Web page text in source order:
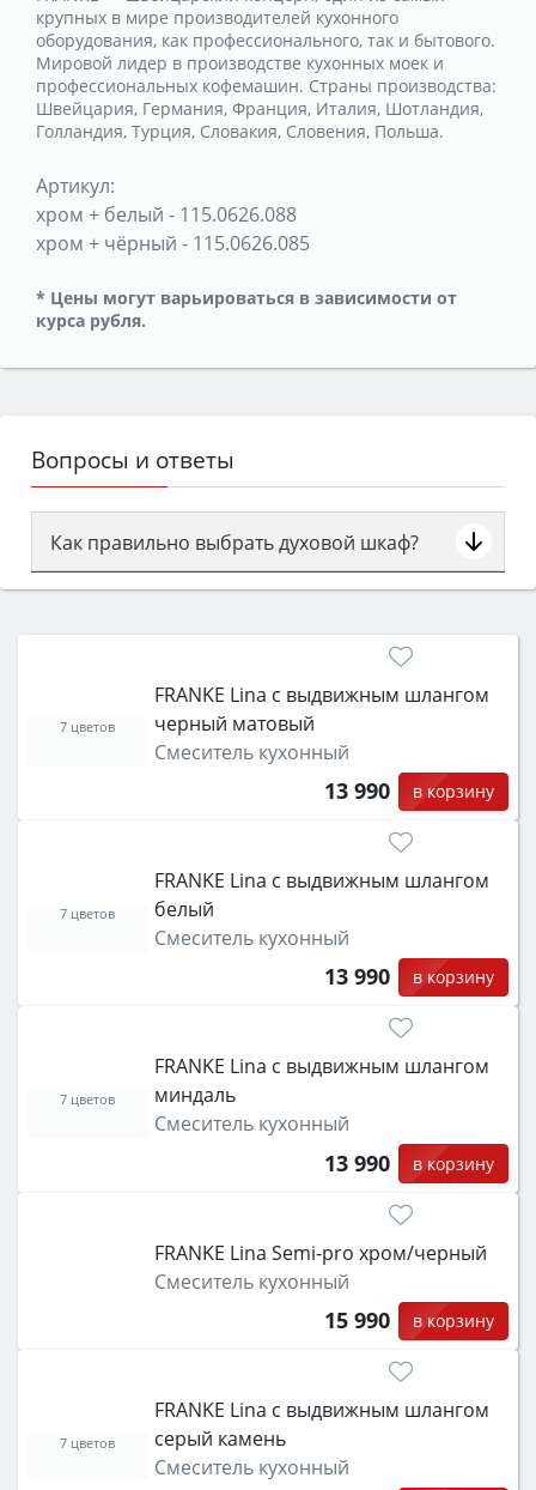
крупных в мире производителей кухонного
оборудования, как профессионального, так и бытового.
Мировой лидер в производстве кухонных моек и
профессиональных кофемашин. Страны производства:
Швейцария, Германия, Франция, Италия, Шотландия,
Голландия, Турция, Словакия, Словения, Польша.
Артикул:
хром + белый - 115.0626.088
хром + чёрный - 115.0626.085
* Цены могут варьироваться в зависимости от
курса рубля.
Вопросы и ответы
Как правильно выбрать духовой шкаф?
Сначала определитесь с типом (газовый или
затем смотрите на объём 50–70 л для семьи,
функции (конвекция, гриль, самоочистка,
защита от детей).
FRANKE Lina с выдвижным шлангом
черный матовый
Смеситель кухонный
13 990 в корзину
7 цветов
FRANKE Lina с выдвижным шлангом
белый
Смеситель кухонный
13 990 в корзину
7 цветов
FRANKE Lina с выдвижным шлангом
миндаль
Смеситель кухонный
13 990 в корзину
7 цветов
FRANKE Lina Semi-pro xром/черный
Смеситель кухонный
15 990 в корзину
FRANKE Lina с выдвижным шлангом
серый камень
Смеситель кухонный
7 цветов